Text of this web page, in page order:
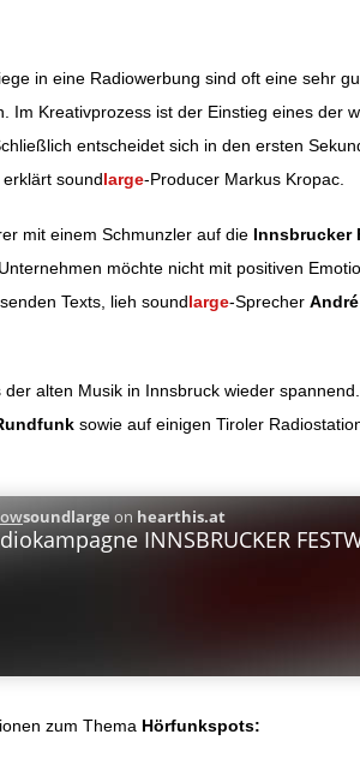
in eine Radiowerbung sind oft eine sehr
Im Kreativprozess ist der Einstieg eines der
entscheidet sich in den ersten
soundlarge-Producer Markus Kropac.
mit einem Schmunzler auf die Innsbrucker
möchte nicht mit positiven
Texts, lieh soundlarge-Sprecher
alten Musik in Innsbruck wieder
sowie auf einigen Tiroler
zum Thema Hörfunkspots: